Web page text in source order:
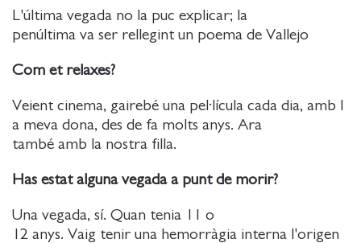
L'última vegada no la puc explicar; la
penúltima va ser rellegint un poema de Vallejo
Com et relaxes?
Veient cinema, gairebé una pel·lícula cada dia, amb l
a meva dona, des de fa molts anys. Ara
també amb la nostra filla.
Has estat alguna vegada a punt de morir?
Una vegada, sí. Quan tenia 11 o
12 anys. Vaig tenir una hemorràgia interna l'origen